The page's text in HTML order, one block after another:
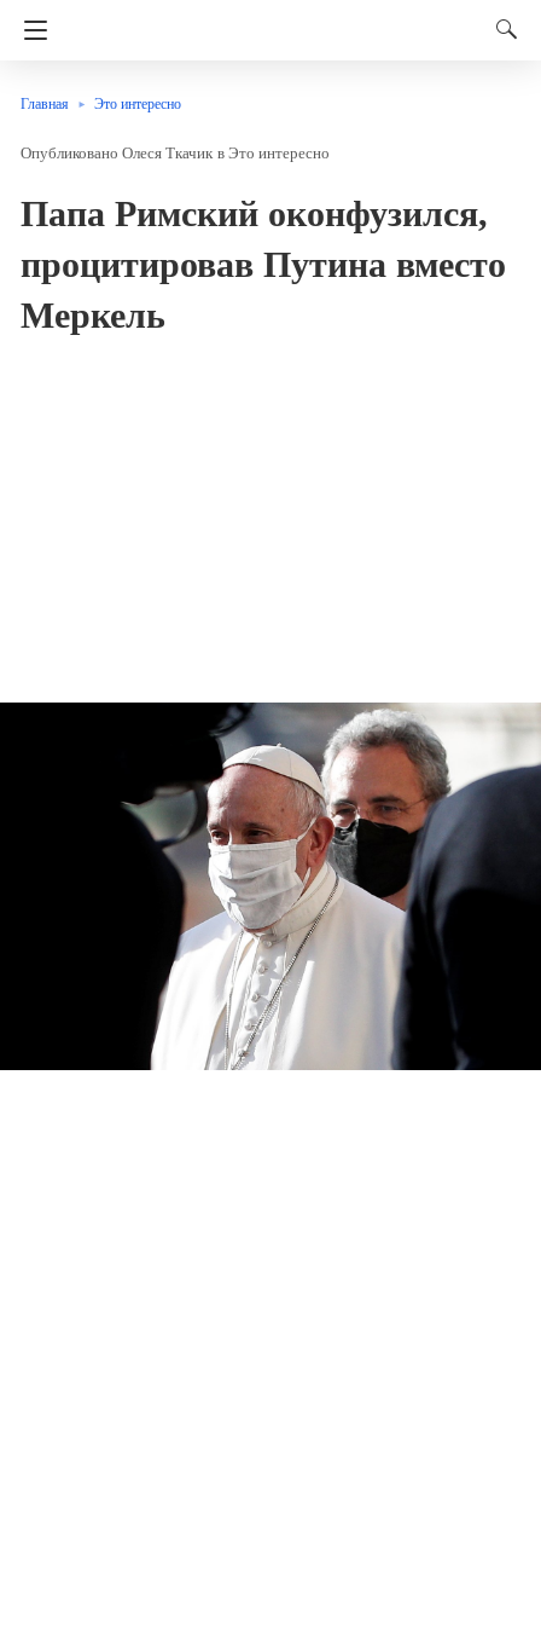
Главная Это интересно
Олеся Ткачик в Это интересно
Папа Римский оконфузился,
процитировав Путина вместо
Меркель